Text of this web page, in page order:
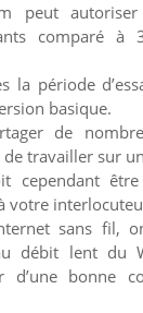
peut
comparé à
la période
basique.
de
de travailler sur
cependant
votre
sans fil,
débit lent du
d’une bonne